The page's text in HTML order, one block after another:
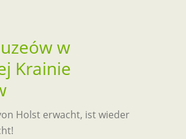
w
Krainie
Holst erwacht, ist wieder